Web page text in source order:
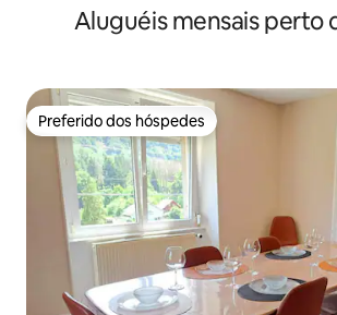
Aluguéis mensais perto
Preferido dos hóspedes
Preferido dos hóspedes